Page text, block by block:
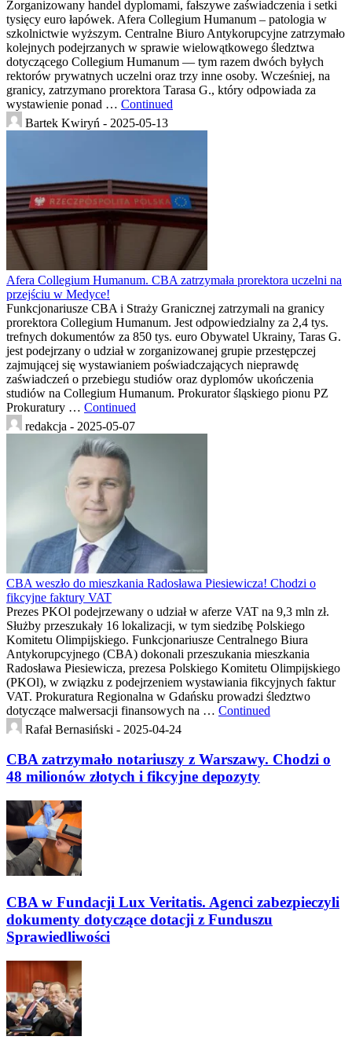
Zorganizowany handel dyplomami, fałszywe zaświadczenia i setki
tysięcy euro łapówek. Afera Collegium Humanum – patologia w
szkolnictwie wyższym. Centralne Biuro Antykorupcyjne zatrzymało
kolejnych podejrzanych w sprawie wielowątkowego śledztwa
dotyczącego Collegium Humanum — tym razem dwóch byłych
rektorów prywatnych uczelni oraz trzy inne osoby. Wcześniej, na
granicy, zatrzymano prorektora Tarasa G., który odpowiada za
wystawienie ponad … Continued
Bartek Kwiryń - 2025-05-13
Afera Collegium Humanum. CBA zatrzymała prorektora uczelni na
przejściu w Medyce!
Funkcjonariusze CBA i Straży Granicznej zatrzymali na granicy
prorektora Collegium Humanum. Jest odpowiedzialny za 2,4 tys.
trefnych dokumentów za 850 tys. euro Obywatel Ukrainy, Taras G.
jest podejrzany o udział w zorganizowanej grupie przestępczej
zajmującej się wystawianiem poświadczających nieprawdę
zaświadczeń o przebiegu studiów oraz dyplomów ukończenia
studiów na Collegium Humanum. Prokurator śląskiego pionu PZ
Prokuratury … Continued
redakcja - 2025-05-07
CBA weszło do mieszkania Radosława Piesiewicza! Chodzi o
fikcyjne faktury VAT
Prezes PKOl podejrzewany o udział w aferze VAT na 9,3 mln zł.
Służby przeszukały 16 lokalizacji, w tym siedzibę Polskiego
Komitetu Olimpijskiego. Funkcjonariusze Centralnego Biura
Antykorupcyjnego (CBA) dokonali przeszukania mieszkania
Radosława Piesiewicza, prezesa Polskiego Komitetu Olimpijskiego
(PKOl), w związku z podejrzeniem wystawiania fikcyjnych faktur
VAT. Prokuratura Regionalna w Gdańsku prowadzi śledztwo
dotyczące malwersacji finansowych na … Continued
Rafał Bernasiński - 2025-04-24
CBA zatrzymało notariuszy z Warszawy. Chodzi o
48 milionów złotych i fikcyjne depozyty
CBA w Fundacji Lux Veritatis. Agenci zabezpieczyli
dokumenty dotyczące dotacji z Funduszu
Sprawiedliwości